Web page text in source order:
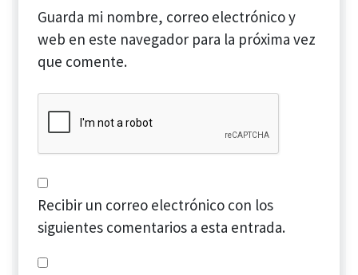
Guarda mi nombre, correo electrónico y
web en este navegador para la próxima vez
que comente.
Recibir un correo electrónico con los
siguientes comentarios a esta entrada.